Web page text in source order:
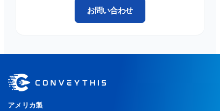
お問い合わせ
アメリカ製